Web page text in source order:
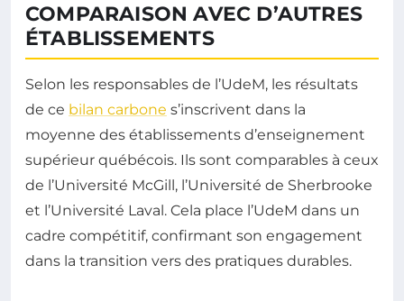
COMPARAISON AVEC D’AUTRES
ÉTABLISSEMENTS
Selon les responsables de l’UdeM, les résultats
de ce bilan carbone s’inscrivent dans la
moyenne des établissements d’enseignement
supérieur québécois. Ils sont comparables à ceux
de l’Université McGill, l’Université de Sherbrooke
et l’Université Laval. Cela place l’UdeM dans un
cadre compétitif, confirmant son engagement
dans la transition vers des pratiques durables.